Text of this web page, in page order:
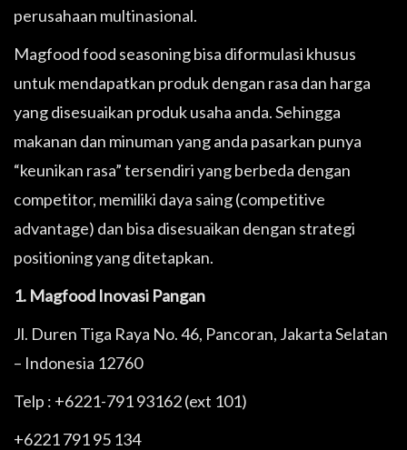
perusahaan multinasional.
Magfood food seasoning bisa diformulasi khusus
untuk mendapatkan produk dengan rasa dan harga
yang disesuaikan produk usaha anda. Sehingga
makanan dan minuman yang anda pasarkan punya
“keunikan rasa” tersendiri yang berbeda dengan
competitor, memiliki daya saing (competitive
advantage) dan bisa disesuaikan dengan strategi
positioning yang ditetapkan.
1. Magfood Inovasi Pangan
Jl. Duren Tiga Raya No. 46, Pancoran, Jakarta Selatan
– Indonesia 12760
Telp : +6221-791 93162 (ext 101)
+6221 791 95 134